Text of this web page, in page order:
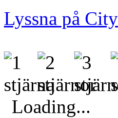
Lyssna på
Loading...